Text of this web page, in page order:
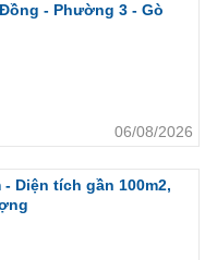
- Phường 3 - Gò
06/08/2026
Diện tích gần 100m2,